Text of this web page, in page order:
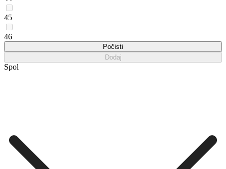
45
46
Počisti
Dodaj
Spol